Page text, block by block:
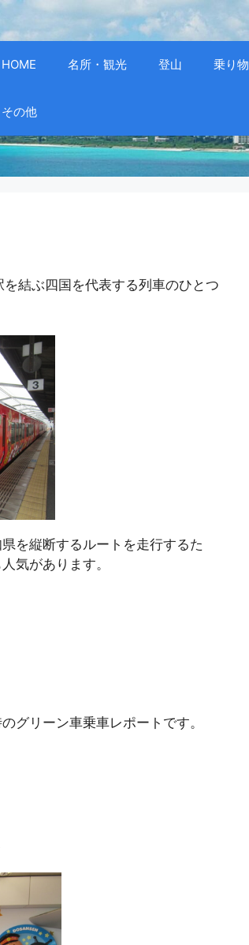
HOME 名所・観光 登山 乗り物
その他
結ぶ四国を代表する列車のひとつ
を縦断するルートを走行するた
気があります。
グリーン車乗車レポートです。